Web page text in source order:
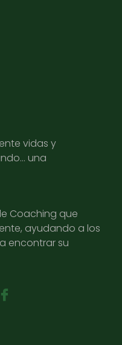
vidas y
una
Coaching que
ayudando a los
encontrar su